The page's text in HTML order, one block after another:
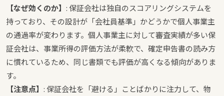
【なぜ効くのか】 : 保証会社は独自のスコアリングシステムを
持っており、その設計が「会社員基準」かどうかで個人事業主
の通過率が変わります。個人事業主に対して審査実績が多い保
証会社は、事業所得の評価方法が柔軟で、確定申告書の読み方
に慣れているため、同じ書類でも評価が高くなる傾向がありま
す。
【注意点】 : 保証会社を「避ける」ことばかりに注力して、物